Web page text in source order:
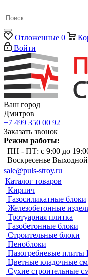
Отложенные 0
Войти
Ваш город
Дмитров
+7 499 350 00 92
Заказать звонок
Режим работы:
ПН - ПТ: с 9:00 до
Воскресенье Выходной
sale@puls-stroy.ru
Каталог товаров
Кирпич
Газосиликатные блоки
Железобетонные
Тротуарная плитка
Газобетонные блоки
Строительные блоки
Пеноблоки
Пазогребневые
Цветные кладочные
Сухие строительные